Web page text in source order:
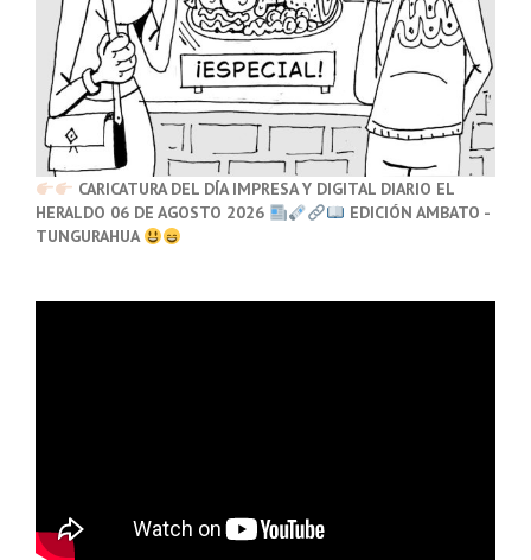
CARICATURA DEL DÍA IMPRESA Y DIGITAL DIARIO EL
HERALDO 06 DE AGOSTO 2026
EDICIÓN AMBATO -
TUNGURAHUA